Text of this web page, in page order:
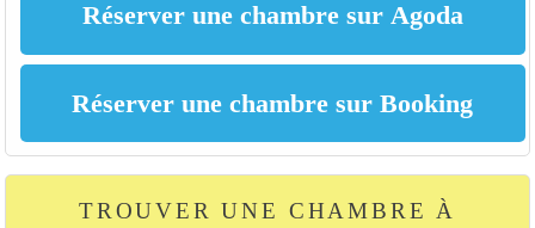
TROUVER UNE CHAMBRE À